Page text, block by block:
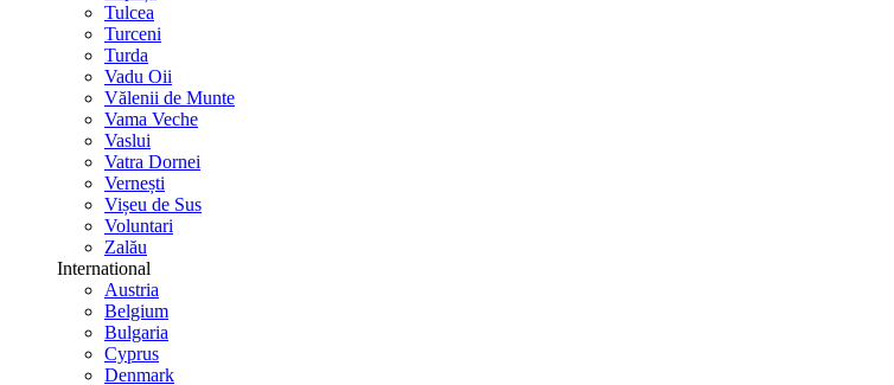
Tulcea
Turceni
Turda
Vadu Oii
Vălenii de Munte
Vama Veche
Vaslui
Vatra Dornei
Vernești
Vișeu de Sus
Voluntari
Zalău
International
Austria
Belgium
Bulgaria
Cyprus
Denmark